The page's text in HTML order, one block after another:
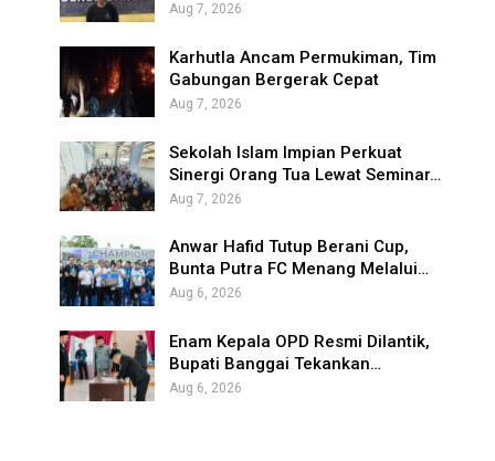
Aug 7, 2026
Karhutla Ancam Permukiman, Tim
Gabungan Bergerak Cepat
Aug 7, 2026
Sekolah Islam Impian Perkuat
Sinergi Orang Tua Lewat Seminar…
Aug 7, 2026
Anwar Hafid Tutup Berani Cup,
Bunta Putra FC Menang Melalui…
Aug 6, 2026
Enam Kepala OPD Resmi Dilantik,
Bupati Banggai Tekankan…
Aug 6, 2026